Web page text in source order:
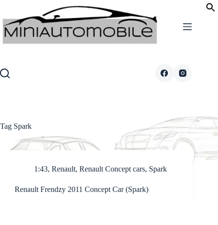
content
Tag Spark
1:43, Renault, Renault Concept cars, Spark
Renault Frendzy 2011 Concept Car (Spark)